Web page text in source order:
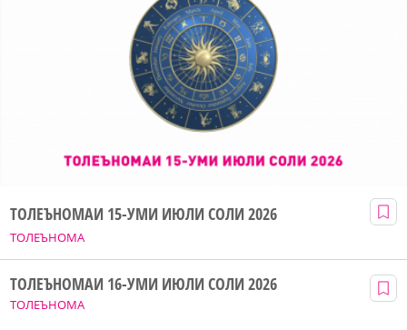
ТОЛЕЪНОМА
ТОЛЕЪНОМАИ 15-УМИ ИЮЛИ СОЛИ 2026
ТОЛЕЪНОМА
ТОЛЕЪНОМАИ 16-УМИ ИЮЛИ СОЛИ 2026